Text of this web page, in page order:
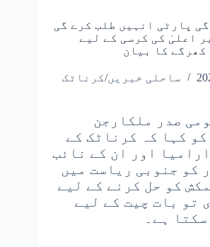
پارٹی انہیں طلب کرے گی
اعلیٰ کی کرسی کے لیے
کھرگے کا بیان
ساحلی خبریں/کرناٹک
صدر ملکارجن
کہا کہ کرناٹک کے
اور ان کے نائب
کو جنوبی ریاست میں
کو حل کرنے کے لیے
تو بات چیت کے لیے
سکتا ہے۔